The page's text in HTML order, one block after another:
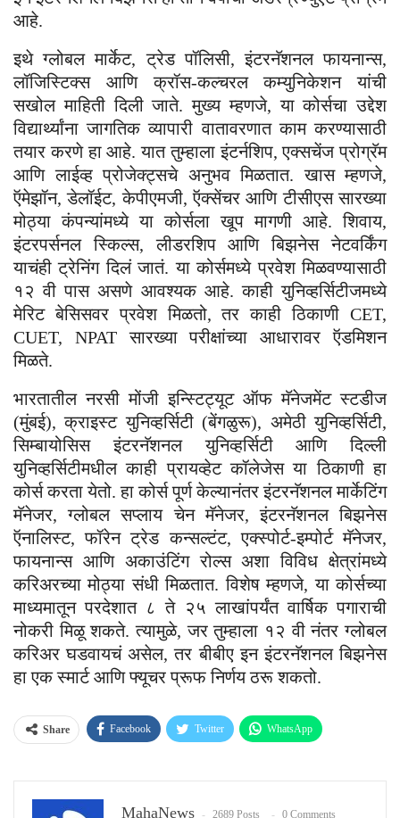
आहे.
इथे ग्लोबल मार्केट, ट्रेड पॉलिसी, इंटरनॅशनल फायनान्स,
लॉजिस्टिक्स आणि क्रॉस-कल्चरल कम्युनिकेशन यांची
सखोल माहिती दिली जाते. मुख्य म्हणजे, या कोर्सचा उद्देश
विद्यार्थ्यांना जागतिक व्यापारी वातावरणात काम करण्यासाठी
तयार करणे हा आहे. यात तुम्हाला इंटर्नशिप, एक्सचेंज प्रोग्रॅम
आणि लाईव्ह प्रोजेक्ट्सचे अनुभव मिळतात. खास म्हणजे,
ऍमेझॉन, डेलॉईट, केपीएमजी, ऍक्सेंचर आणि टीसीएस सारख्या
मोठ्या कंपन्यांमध्ये या कोर्सला खूप मागणी आहे. शिवाय,
इंटरपर्सनल स्किल्स, लीडरशिप आणि बिझनेस नेटवर्किंग
याचंही ट्रेनिंग दिलं जातं. या कोर्समध्ये प्रवेश मिळवण्यासाठी
१२ वी पास असणे आवश्यक आहे. काही युनिव्हर्सिटीजमध्ये
मेरिट बेसिसवर प्रवेश मिळतो, तर काही ठिकाणी CET,
CUET, NPAT सारख्या परीक्षांच्या आधारावर ऍडमिशन
मिळते.
भारतातील नरसी मोंजी इन्स्टिट्यूट ऑफ मॅनेजमेंट स्टडीज
(मुंबई), क्राइस्ट युनिव्हर्सिटी (बेंगळुरू), अमेठी युनिव्हर्सिटी,
सिम्बायोसिस इंटरनॅशनल युनिव्हर्सिटी आणि दिल्ली
युनिव्हर्सिटीमधील काही प्रायव्हेट कॉलेजेस या ठिकाणी हा
कोर्स करता येतो. हा कोर्स पूर्ण केल्यानंतर इंटरनॅशनल मार्केटिंग
मॅनेजर, ग्लोबल सप्लाय चेन मॅनेजर, इंटरनॅशनल बिझनेस
ऍनालिस्ट, फॉरेन ट्रेड कन्सल्टंट, एक्स्पोर्ट-इम्पोर्ट मॅनेजर,
फायनान्स आणि अकाउंटिंग रोल्स अशा विविध क्षेत्रांमध्ये
करिअरच्या मोठ्या संधी मिळतात. विशेष म्हणजे, या कोर्सच्या
माध्यमातून परदेशात ८ ते २५ लाखांपर्यंत वार्षिक पगाराची
नोकरी मिळू शकते. त्यामुळे, जर तुम्हाला १२ वी नंतर ग्लोबल
करिअर घडवायचं असेल, तर बीबीए इन इंटरनॅशनल बिझनेस
हा एक स्मार्ट आणि फ्यूचर प्रूफ निर्णय ठरू शकतो.
Share Facebook Twitter WhatsApp
MahaNews 2689 Posts 0 Comments